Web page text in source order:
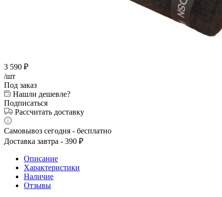
3 590 ₽
/шт
Под заказ
Нашли дешевле?
Подписаться
Рассчитать доставку
Самовывоз сегодня - бесплатно
Доставка завтра - 390 ₽
Описание
Характеристики
Наличие
Отзывы